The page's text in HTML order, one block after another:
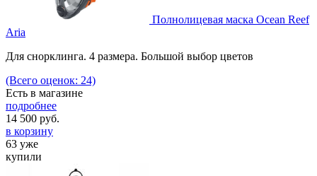
Полнолицевая маска Ocean Reef
Aria
Для снорклинга. 4 размера. Большой выбор цветов
(Всего оценок: 24)
Есть в магазине
подробнее
14 500 руб.
в корзину
63 уже
купили